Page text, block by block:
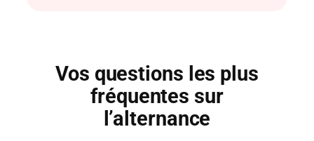
Vos questions les plus
fréquentes sur
l’alternance